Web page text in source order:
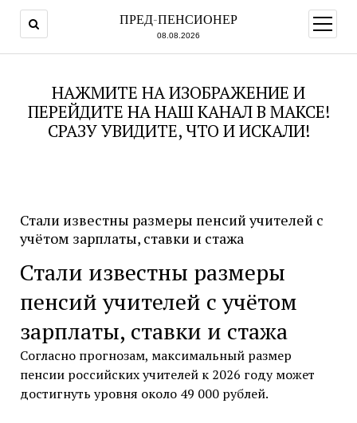
ПРЕД-ПЕНСИОНЕР
08.08.2026
меню
НАЖМИТЕ НА ИЗОБРАЖЕНИЕ И
ПЕРЕЙДИТЕ НА НАШ КАНАЛ В МАКСЕ!
СРАЗУ УВИДИТЕ, ЧТО И ИСКАЛИ!
Стали известны размеры пенсий учителей с
учётом зарплаты, ставки и стажа
Стали известны размеры
пенсий учителей с учётом
зарплаты, ставки и стажа
Согласно прогнозам, максимальный размер
пенсии российских учителей к 2026 году может
достигнуть уровня около 49 000 рублей.